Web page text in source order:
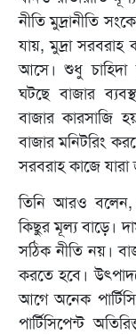
নীতি মুদ্রানীতি
যায়, মুদ্রা
আসে। শুধু চাহিদা
ঘটছে বাজার
বাজার কারসাজি
বাজার মনিটরিং
সরবরাহ কাজে
তিনি আরও
কিছুর মূল্য বাড়ে।
সঠিক নীতি নয়।
করতে হবে।
আগে অনেক
পার্টিসিপেন্ট